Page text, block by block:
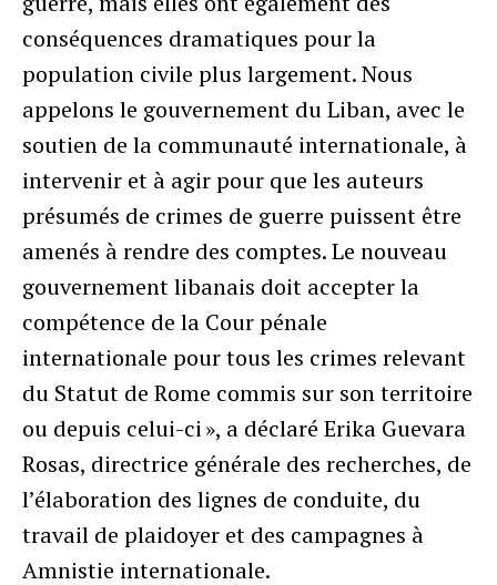
conséquences dramatiques pour la
population civile plus largement. Nous
appelons le gouvernement du Liban, avec le
soutien de la communauté internationale, à
intervenir et à agir pour que les auteurs
présumés de crimes de guerre puissent être
amenés à rendre des comptes. Le nouveau
gouvernement libanais doit accepter la
compétence de la Cour pénale
internationale pour tous les crimes relevant
du Statut de Rome commis sur son territoire
ou depuis celui-ci », a déclaré Erika Guevara
Rosas, directrice générale des recherches, de
l’élaboration des lignes de conduite, du
travail de plaidoyer et des campagnes à
Amnistie internationale.